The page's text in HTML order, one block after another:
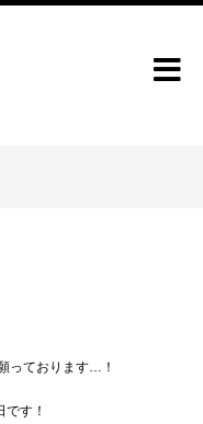
っております…！
す！